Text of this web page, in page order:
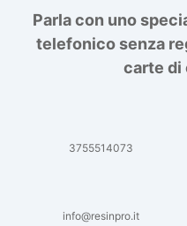
Parla con uno
telefonico senza
carte di
3755514073
info@resinpro.it